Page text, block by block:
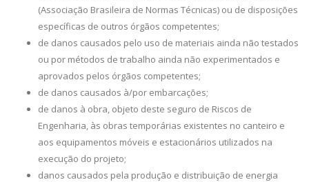
(Associação Brasileira de Normas Técnicas) ou de disposições
específicas de outros órgãos competentes;
de danos causados pelo uso de materiais ainda não testados
ou por métodos de trabalho ainda não experimentados e
aprovados pelos órgãos competentes;
de danos causados à/por embarcações;
de danos à obra, objeto deste seguro de Riscos de
Engenharia, às obras temporárias existentes no canteiro e
aos equipamentos móveis e estacionários utilizados na
execução do projeto;
danos causados pela produção e distribuição de energia